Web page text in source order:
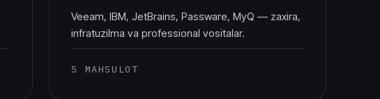
Veeam, IBM, JetBrains, Passware, MyQ — zaxira,
infratuzilma va professional vositalar.
5 MAHSULOT